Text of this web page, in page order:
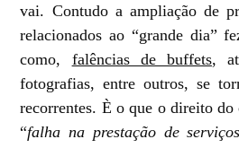
vai. Contudo a ampliação de
relacionados ao “grande dia”
como, falências de buffets,
fotografias, entre outros, se
recorrentes. È o que o direito
“falha na prestação de